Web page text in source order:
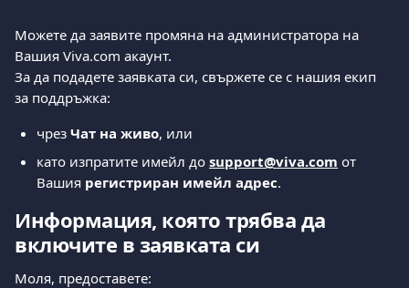
Можете да заявите промяна на администратора на
Вашия Viva.com акаунт.
За да подадете заявката си, свържете се с нашия екип
за поддръжка:
чрез Чат на живо, или
като изпратите имейл до support@viva.com от
Вашия регистриран имейл адрес.
Информация, която трябва да
включите в заявката си
Моля, предоставете: